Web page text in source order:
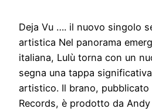
Deja Vu …. il nuovo singolo
artistica Nel panorama
italiana, Lulù torna con un
segna una tappa
artistico. Il brano, pubblicato
Records, è prodotto da